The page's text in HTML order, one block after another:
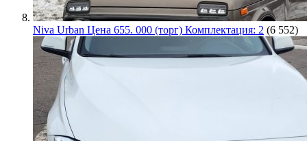
Niva Urban Цена 655. 000 (торг) Комплектация: 2 (6 552)